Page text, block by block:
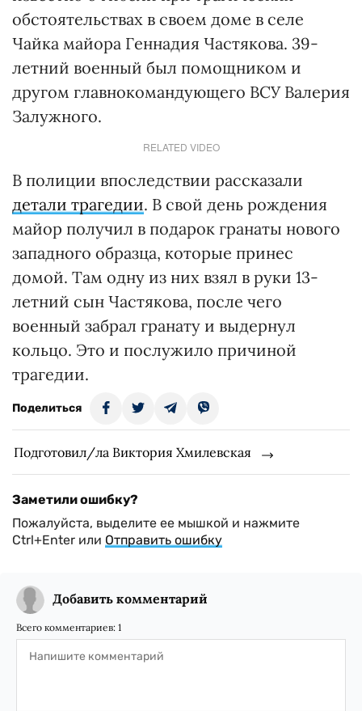
обстоятельствах в своем доме в селе
Чайка майора Геннадия Частякова. 39-
летний военный был помощником и
другом главнокомандующего ВСУ Валерия
Залужного.
RELATED VIDEO
В полиции впоследствии рассказали
детали трагедии. В свой день рождения
майор получил в подарок гранаты нового
западного образца, которые принес
домой. Там одну из них взял в руки 13-
летний сын Частякова, после чего
военный забрал гранату и выдернул
кольцо. Это и послужило причиной
трагедии.
Поделиться
Подготовил/ла Виктория Хмилевская
Заметили ошибку?
Пожалуйста, выделите ее мышкой и нажмите
Ctrl+Enter или Отправить ошибку
Добавить комментарий
Всего комментариев: 1